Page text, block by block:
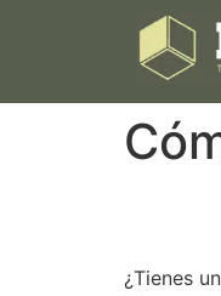
¿Tienes